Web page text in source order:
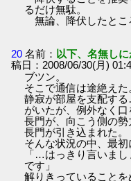
るだけ無駄。
無論、降伏したとこ
20 名前： 以下、名無し
稿日：2008/06/30(月)
ブツン。
そこで通信は途絶えた
静寂が部屋を支配す
がいたが、例外なく口
長門が、向こう側の
長門が引き込まれた。
そんな状況の中、最初
「…はっきり言いま
です」
解りきっていること